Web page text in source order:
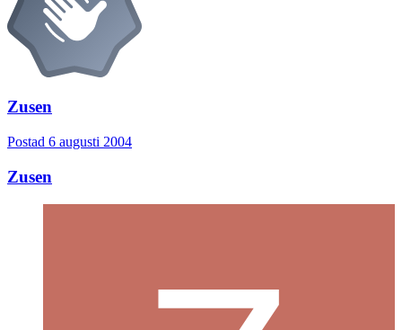
Zusen
Postad 6 augusti 2004
Zusen